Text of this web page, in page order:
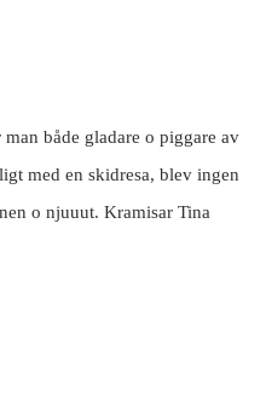
både gladare o piggare av
med en skidresa, blev ingen
o njuuut. Kramisar Tina